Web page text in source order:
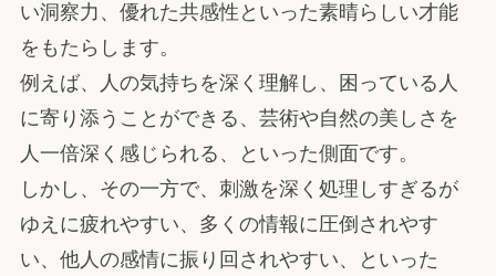
い洞察力、優れた共感性といった素晴らしい才能
をもたらします。
例えば、人の気持ちを深く理解し、困っている人
に寄り添うことができる、芸術や自然の美しさを
人一倍深く感じられる、といった側面です。
しかし、その一方で、刺激を深く処理しすぎるが
ゆえに疲れやすい、多くの情報に圧倒されやす
い、他人の感情に振り回されやすい、といった